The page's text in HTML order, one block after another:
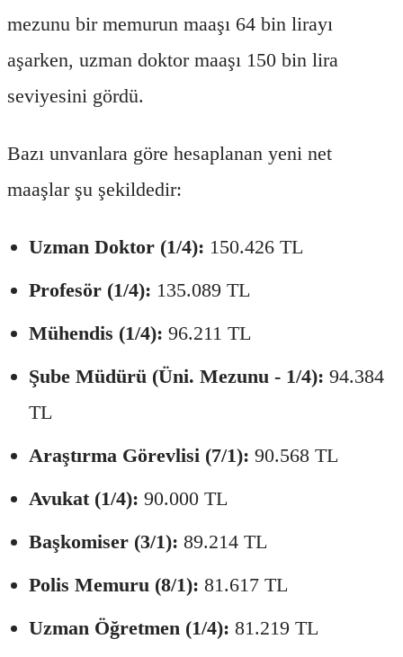
mezunu bir memurun maaşı 64 bin lirayı
aşarken, uzman doktor maaşı 150 bin lira
seviyesini gördü.
Bazı unvanlara göre hesaplanan yeni net
maaşlar şu şekildedir:
Uzman Doktor (1/4): 150.426 TL
Profesör (1/4): 135.089 TL
Mühendis (1/4): 96.211 TL
Şube Müdürü (Üni. Mezunu - 1/4): 94.384
TL
Araştırma Görevlisi (7/1): 90.568 TL
Avukat (1/4): 90.000 TL
Başkomiser (3/1): 89.214 TL
Polis Memuru (8/1): 81.617 TL
Uzman Öğretmen (1/4): 81.219 TL